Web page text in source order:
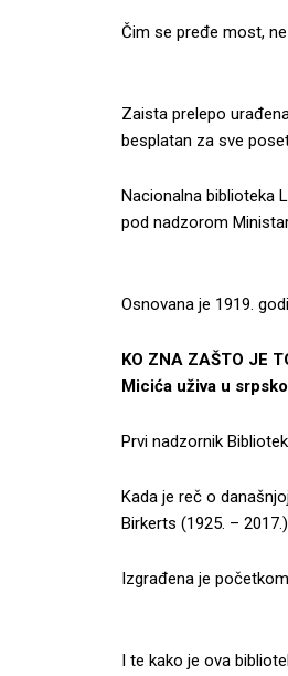
Čim se pređe most,
Zaista prelepo
besplatan za sve
Nacionalna biblioteka
pod nadzorom
Osnovana je 1919.
KO ZNA ZAŠTO JE
Micića uživa u
Prvi nadzornik
Kada je reč o
Birkerts (1925. –
Izgrađena je
I te kako je ova